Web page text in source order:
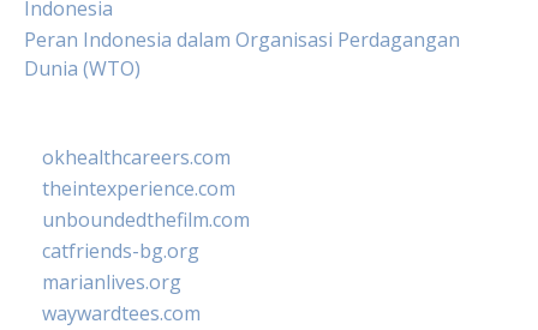
Indonesia
Peran Indonesia dalam Organisasi Perdagangan
Dunia (WTO)
okhealthcareers.com
theintexperience.com
unboundedthefilm.com
catfriends-bg.org
marianlives.org
waywardtees.com